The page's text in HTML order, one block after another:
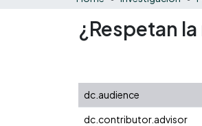
¿Respetan
dc.audience
dc.contributor.advisor